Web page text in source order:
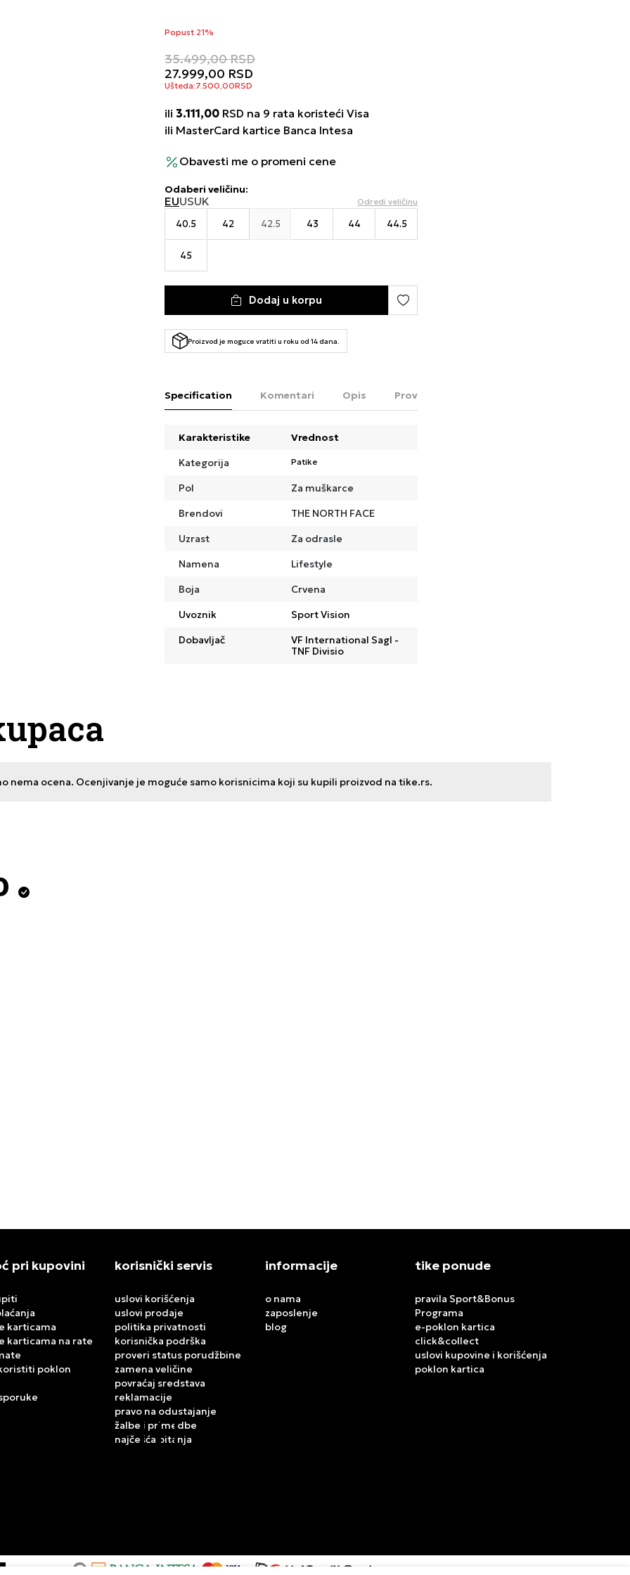
Popust 21%
35.499,00RSD
27.999,00 RSD
Ušteda:7.500,00RSD
ili 3.111,00 RSD na 9 rata koristeći Visa
ili MasterCard kartice Banca Intesa
Obavesti me o promeni cene
Odaberi veličinu:
EUUSUK Odredi veličinu
40.5 42 42.5 43 44 44.5
45
Dodaj u korpu
Proizvod je moguce vratiti u roku od 14 dana.
Specification Komentari Opis Proveri dostupnost u radnjama
Karakteristike
Vrednost
Kategorija
Patike
Pol
Za muškarce
Brendovi
THE NORTH FACE
Uzrast
Za odrasle
Namena
Lifestyle
Boja
Crvena
Uvoznik
Sport Vision
Dobavljač
VF International Sagl -
TNF Divisio
nema ocena. Ocenjivanje je moguće samo korisnicima koji su kupili proizvod na tike.rs.
pri kupovini
karticama
karticama na rate
poklon
korisnički servis
uslovi korišćenja
uslovi prodaje
politika privatnosti
korisnička podrška
proveri status porudžbine
zamena veličine
povraćaj sredstava
reklamacije
pravo na odustajanje
žalbe i primedbe
najčešća pitanja
informacije
o nama
zaposlenje
blog
tike ponude
pravila Sport&Bonus
Programa
e-poklon kartica
click&collect
uslovi kupovine i korišćenja
poklon kartica